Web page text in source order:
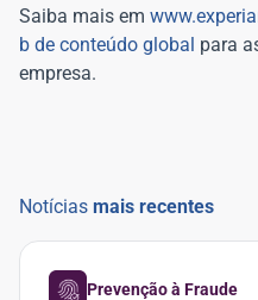
Saiba mais em
b de conteúdo global para
empresa.
Notícias mais recentes
Prevenção à Fraude